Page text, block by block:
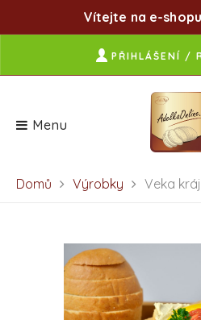
Vítejte na e-
PŘIHLÁŠENÍ /
Menu
Domů Výrobky Veka